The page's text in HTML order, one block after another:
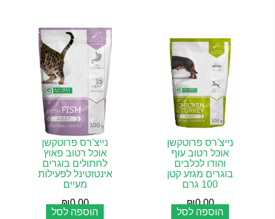
נייצ'רס פרוטקשן
אוכל רטוב עוף
והודו לכלבים
בוגרים מגזע קטן
100 גרם
₪0.00
הוספה לסל
נייצ'רס פרוטקשן
אוכל רטוב פאוץ
לחתולים בוגרים
אינטזטינל לפעילות
מעיים
₪0.00
הוספה לסל